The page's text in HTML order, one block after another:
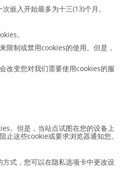
嵌入开始最多为十三(13)个月。
。
限制或禁用cookies的使用。但是，
改变您对我们需要使用cookies的服
。但是，当站点试图在您的设备上
止这些cookie或要求浏览器通知您。
式，您可以在隐私选项卡中更改设